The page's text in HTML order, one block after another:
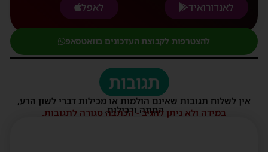
לאנדורואיד
לאפל
להצטרפות לקבוצת העדכונים בוואטסאפ
תגובות
אין לשלוח תגובות שאינם הולמות או מכילות דברי לשון הרע,
הסתה ורכילות.
במידה ולא ניתן להגיב - הכתבה סגורה לתגובות.